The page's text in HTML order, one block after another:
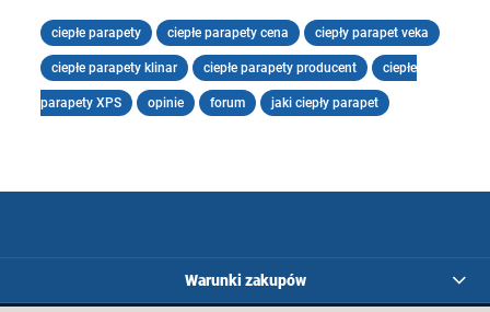
ciepłe parapety ciepłe parapety cena ciepły parapet veka
ciepłe parapety klinar ciepłe parapety producent ciepłe
parapety XPS opinie forum jaki ciepły parapet
Warunki zakupów